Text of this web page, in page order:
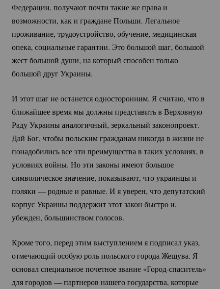
Федерации, получают почти такие же права и
возможности, как и граждане Польши. Легальное
проживание, трудоустройство, обучение, медицинская
опека, социальные гарантии. Это большой шаг, большой
жест большой души, на который способен только
большой друг Украины.
И этот шаг не останется односторонним. Я считаю, что в
ближайшее время мы должны представить в Верховную
Раду Украины аналогичный, зеркальный законопроект.
Дай Бог, чтобы польским гражданам никогда в жизни не
понадобились все эти преимущества в таких условиях, в
условиях войны. Но эти законы имеют большое
символическое значение, показывают, что украинцы и
поляки — родные и равные. И я уверен, что депутатский
корпус Украины поддержит этот закон быстро и,
убежден, большинством голосов.
Кроме того, перед этим выступлением я подписал указ,
отмечающий особую роль польского города Жешува. Я
основал специальное почетное звание «Город-спаситель»
для городов — партнеров нашего государства, которые